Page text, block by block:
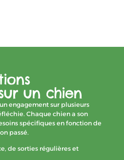
un chien
engagement sur plusieurs
Chaque chien a son
spécifiques en fonction de
passé.
de sorties régulières et